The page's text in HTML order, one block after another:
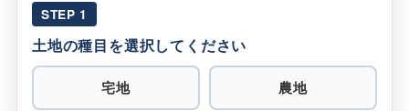
STEP 1
土地の種目を選択してください
宅地 農地